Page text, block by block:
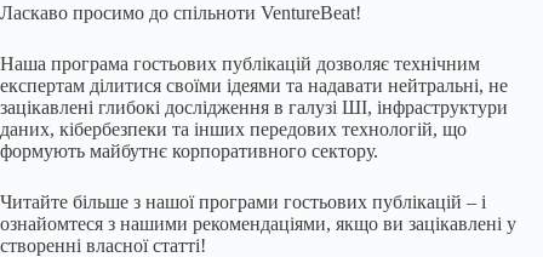
Ласкаво просимо до спільноти VentureBeat!
Наша програма гостьових публікацій дозволяє технічним
експертам ділитися своїми ідеями та надавати нейтральні, не
зацікавлені глибокі дослідження в галузі ШІ, інфраструктури
даних, кібербезпеки та інших передових технологій, що
формують майбутнє корпоративного сектору.
Читайте більше з нашої програми гостьових публікацій – і
ознайомтеся з нашими рекомендаціями, якщо ви зацікавлені у
створенні власної статті!